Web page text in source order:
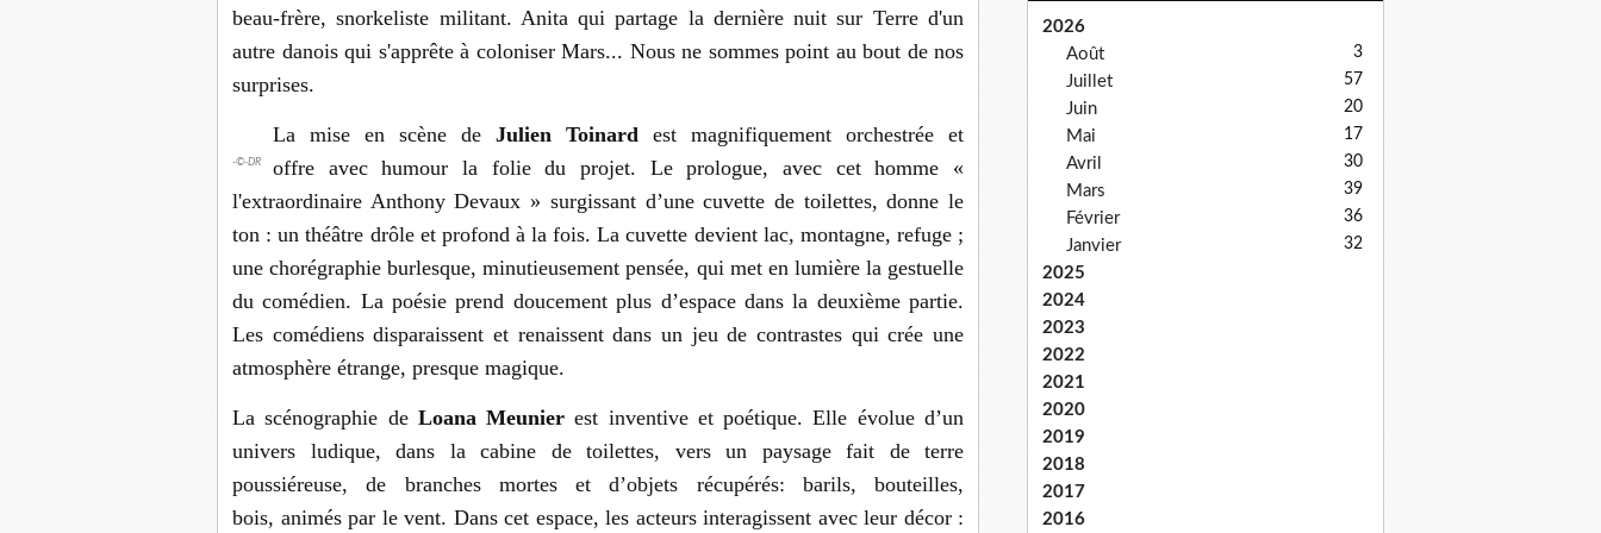
beau-frère, snorkeliste militant. Anita qui partage la dernière nuit sur Terre d'un
autre danois qui s'apprête à coloniser Mars... Nous ne sommes point au bout de nos
surprises.
-©-DR
La mise en scène de Julien Toinard est magnifiquement orchestrée et
offre avec humour la folie du projet. Le prologue, avec cet homme «
l'extraordinaire Anthony Devaux » surgissant d’une cuvette de toilettes, donne le
ton : un théâtre drôle et profond à la fois. La cuvette devient lac, montagne, refuge ;
une chorégraphie burlesque, minutieusement pensée, qui met en lumière la gestuelle
du comédien. La poésie prend doucement plus d’espace dans la deuxième partie.
Les comédiens disparaissent et renaissent dans un jeu de contrastes qui crée une
atmosphère étrange, presque magique.
La scénographie de Loana Meunier est inventive et poétique. Elle évolue d’un
univers ludique, dans la cabine de toilettes, vers un paysage fait de terre
poussiéreuse, de branches mortes et d’objets récupérés: barils, bouteilles,
bois, animés par le vent. Dans cet espace, les acteurs interagissent avec leur décor :
2026
Août
3
Juillet 57
Juin 20
Mai 17
Avril 30
Mars 39
Février 36
Janvier 32
2025
2024
2023
2022
2021
2020
2019
2018
2017
2016